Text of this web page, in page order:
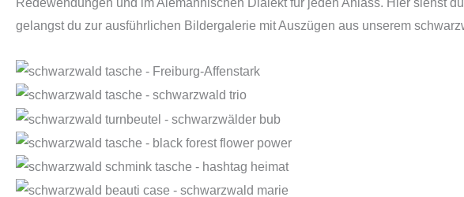
gelangst du zur ausführlichen Bildergalerie mit Auszügen aus unserem